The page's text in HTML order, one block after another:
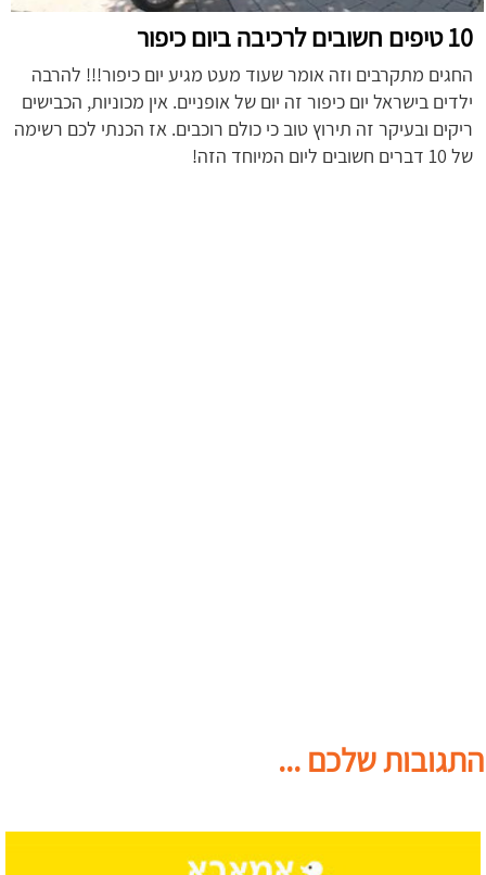
10 טיפים חשובים לרכיבה ביום כיפור
החגים מתקרבים וזה אומר שעוד מעט מגיע יום כיפור!!! להרבה
ילדים בישראל יום כיפור זה יום של אופניים. אין מכוניות, הכבישים
ריקים ובעיקר זה תירוץ טוב כי כולם רוכבים. אז הכנתי לכם רשימה
של 10 דברים חשובים ליום המיוחד הזה!
התגובות שלכם ...